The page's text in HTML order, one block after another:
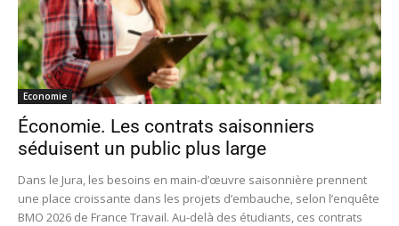
Economie
Économie. Les contrats saisonniers
séduisent un public plus large
Dans le Jura, les besoins en main-d’œuvre saisonnière prennent
une place croissante dans les projets d’embauche, selon l’enquête
BMO 2026 de France Travail. Au-delà des étudiants, ces contrats